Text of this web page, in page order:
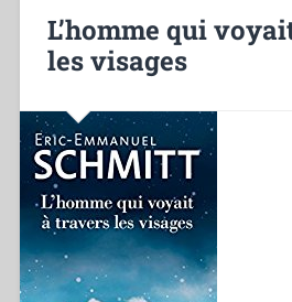
L’homme qui
les visages